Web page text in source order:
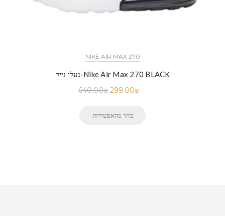
NIKE AIR MAX 270
נעלי נייק-Nike Air Max 270 BLACK
640.00₪ 299.00₪
בחר מהאפשרויות